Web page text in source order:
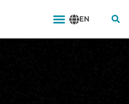
Меню
EN